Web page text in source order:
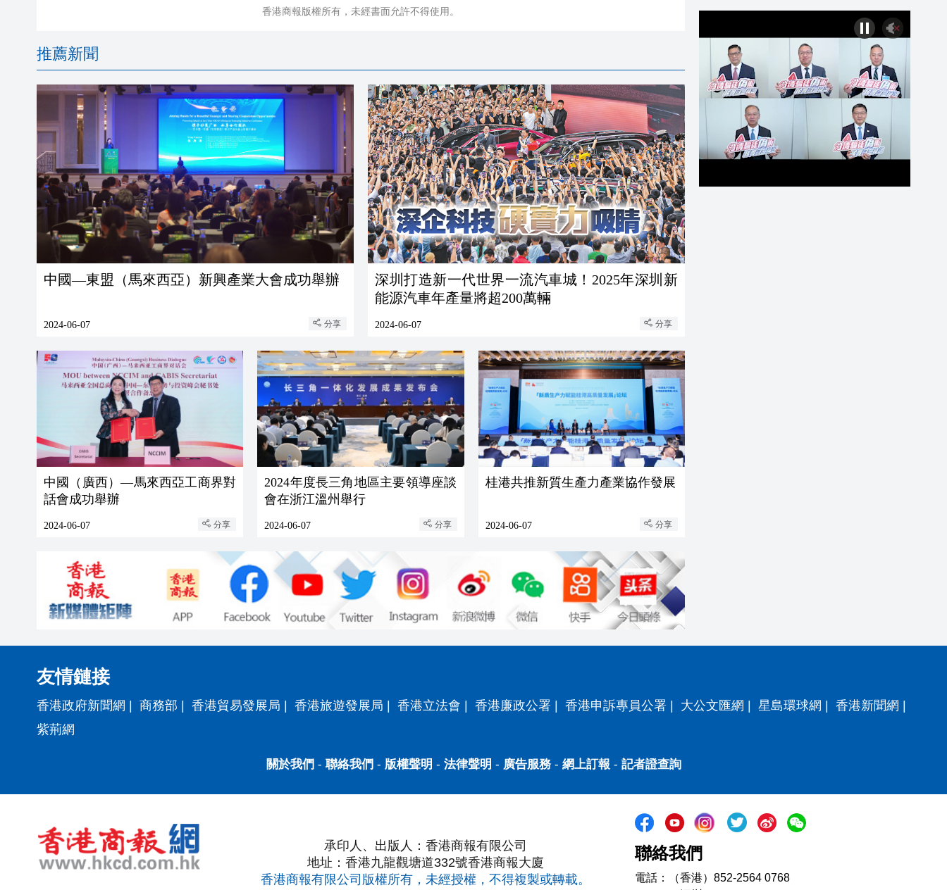
香港商報版權所有，未經書面允許不得使用。
推薦新聞
中國—東盟（馬來西亞）新興產業大會成功舉辦
2024-06-07 分享
深圳打造新一代世界一流汽車城！2025年深圳新
能源汽車年產量將超200萬輛
2024-06-07 分享
中國（廣西）—馬來西亞工商界對
話會成功舉辦
2024-06-07 分享
2024年度長三角地區主要領導座談
會在浙江溫州舉行
2024-06-07 分享
桂港共推新質生產力產業協作發展
2024-06-07 分享
友情鏈接
香港政府新聞網 | 商務部 | 香港貿易發展局 | 香港旅遊發展局 | 香港立法會 | 香港廉政公署 | 香港申訴專員公署 | 大公文匯網 | 星島環球網 | 香港新聞網 |
紫荊網
關於我們 - 聯絡我們 - 版權聲明 - 法律聲明 - 廣告服務- 網上訂報 - 記者證查詢
承印人、出版人：香港商報有限公司
地址：香港九龍觀塘道332號香港商報大廈
香港商報有限公司版權所有，未經授權，不得複製或轉載。
聯絡我們
電話：（香港）852-2564 0768